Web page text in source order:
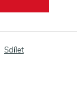
Sdílet